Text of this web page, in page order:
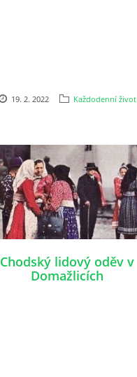
19. 2. 2022 Každodenní život
Chodský lidový oděv v
Domažlicích